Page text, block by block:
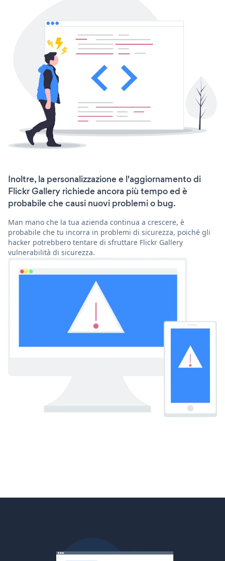
Inoltre, la personalizzazione e l'aggiornamento di
Flickr Gallery richiede ancora più tempo ed è
probabile che causi nuovi problemi o bug.
Man mano che la tua azienda continua a crescere, è
probabile che tu incorra in problemi di sicurezza, poiché gli
hacker potrebbero tentare di sfruttare Flickr Gallery
vulnerabilità di sicurezza.